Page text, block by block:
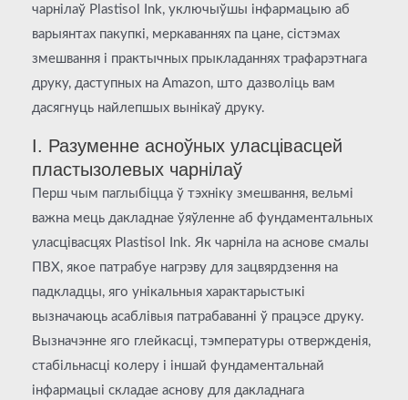
чарнілаў Plastisol Ink, уключыўшы інфармацыю аб
варыянтах пакупкі, меркаваннях па цане, сістэмах
змешвання і практычных прыкладаннях трафарэтнага
друку, даступных на Amazon, што дазволіць вам
дасягнуць найлепшых вынікаў друку.
I. Разуменне асноўных уласцівасцей
пластызолевых чарнілаў
Перш чым паглыбіцца ў тэхніку змешвання, вельмі
важна мець дакладнае ўяўленне аб фундаментальных
уласцівасцях Plastisol Ink. Як чарніла на аснове смалы
ПВХ, якое патрабуе нагрэву для зацвярдзення на
падкладцы, яго унікальныя характарыстыкі
вызначаюць асаблівыя патрабаванні ў працэсе друку.
Вызначэнне яго глейкасці, тэмпературы отвержденія,
стабільнасці колеру і іншай фундаментальнай
інфармацыі складае аснову для дакладнага